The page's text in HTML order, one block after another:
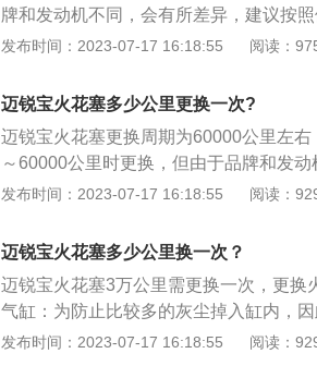
牌和发动机不同，会有所差异，建议按
养更换：铂金火花塞在4万公里更换，普
外观颜色观察判断火花塞的使用状况。
色、灰黄色或浅棕色。工作正常的火花
-0.9mm之间，电极无烧损迹象。如果火
损坏，清除油污和沉积物后可以继续使
疤、黑色纹路、破裂、电极熔化等现象
错或混合气浓，机油上窜。
发布时间：2023-07-17 16:18:55 阅读：
迈锐宝火花塞多少公里更换一次?
迈锐宝火花塞更换周期为60000公里左
～60000公里时更换，但由于品牌和发
册进行。可参考以下标准进行保养更换
擎盖，掀开发动机的塑料盖板，拆下高
免混乱。用火花塞套筒依次卸下火花塞
叶、灰尘等，一定要清理干净。将新的
用套筒拧。按照点火顺序安装拆下的高
发布时间：2023-07-17 16:18:55 阅读：
迈锐宝火花塞多少公里换一次？
迈锐宝火花塞3万公里需更换一次，更换
气缸：为防止比较多的灰尘掉入缸内，
下，拆开火花塞时，更要小心螺丝、小
发布时间：2023-07-17 16:18:55 阅读：